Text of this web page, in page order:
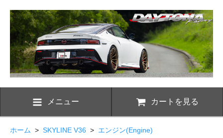
メニュー カートを見る
ホーム > SKYLINE V36 > エンジン(Engine)